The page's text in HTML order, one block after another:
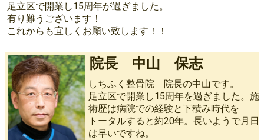
足立区で開業し15周年が過ぎました。
有り難うございます！
これからも宜しくお願い致します！！
院長 中山 保志
しちふく整骨院 院長の中山です。
足立区で開業し15周年を過ぎました。施
術歴は病院での経験と下積み時代を
トータルすると約20年。長いようで月日
は早いですね。